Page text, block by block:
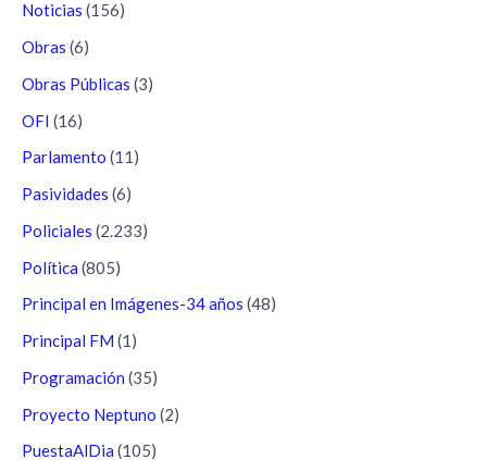
Noticias (156)
Obras (6)
Obras Públicas (3)
OFI (16)
Parlamento (11)
Pasividades (6)
Policiales (2.233)
Política (805)
Principal en Imágenes-34 años (48)
Principal FM (1)
Programación (35)
Proyecto Neptuno (2)
PuestaAlDia (105)